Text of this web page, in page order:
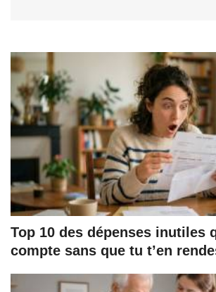
Top 10 des dépenses inutiles
compte sans que tu t’en